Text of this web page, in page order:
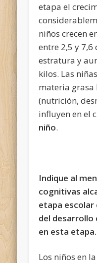
etapa el
niños crecen
entre 2,5 y
estratura y
kilos. Las
materia grasa
(nutrición,
influyen en el
niño.
Indique al
cognitivas
etapa escolar
del desarrollo
en esta etapa.
Los niños en